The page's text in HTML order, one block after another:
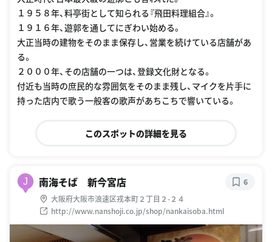
１９５８年、料亭街として知られる『飛田料理組合』。
１９１６年、遊郭を通してにぎわい始める。
大正当時の建物をそのまま保存し、営業を続けている店舗があ
る。
２０００年、その店舗の一つは、登録文化財となる。
付近も当時の庶民的な雰囲気をそのまま残し、マイクを片手に
持った店内で歌う一般客の歌声があちこちで響いている。
このスポットの詳細を見る
J 南海そば 新今宮店
大阪府大阪市浪速区戎本町２丁目２-２４
http://www.nanshoji.co.jp/shop/nankaisoba.html
6